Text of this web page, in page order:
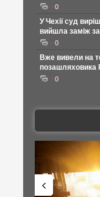
0
У Чехії суд
вийшла заміж
0
Вже вивели на
позашляховика
0